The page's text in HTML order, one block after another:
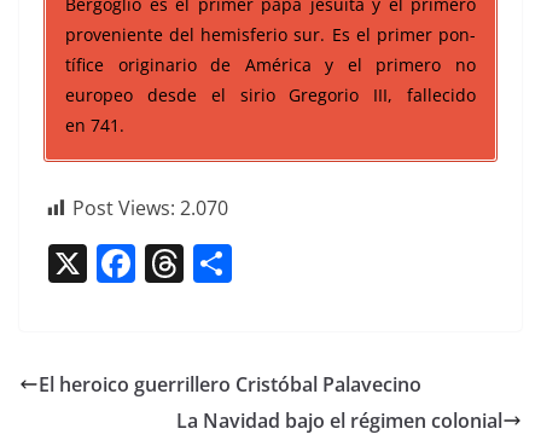
prove­niente del hem­is­fe­rio sur. Es el primer pon­
tí­fice orig­i­nario de Améri­ca y el primero no
europeo des­de el sirio Gre­go­rio III, fal­l­e­ci­do
en 741.
Post Views: 2.070
X F
e
T
a
d
p
ar
El heroico guerrillero Cristóbal Palavecino
La Navidad bajo el régimen colonial